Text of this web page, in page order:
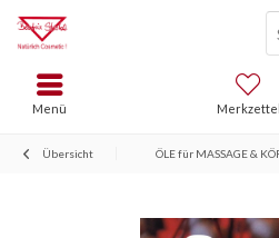
Merkzettel
Menü
Übersicht ÖLE für MASSAGE &